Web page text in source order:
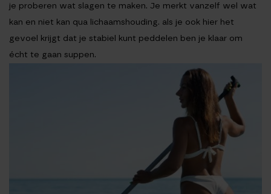
je proberen wat slagen te maken. Je merkt vanzelf wel wat
kan en niet kan qua lichaamshouding. als je ook hier het
gevoel krijgt dat je stabiel kunt peddelen ben je klaar om
écht te gaan suppen.